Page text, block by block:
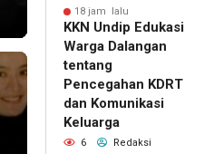
18 jam lalu
KKN Undip Edukasi
Warga Dalangan
tentang
Pencegahan KDRT
dan Komunikasi
Keluarga
6 Redaksi